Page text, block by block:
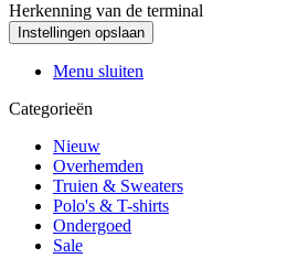
Herkenning van de terminal
Menu sluiten
Categorieën
Nieuw
Overhemden
Truien & Sweaters
Polo's & T-shirts
Ondergoed
Sale